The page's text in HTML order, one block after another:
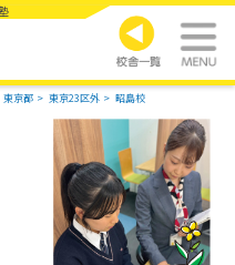
東京都 東京23区外 昭島校